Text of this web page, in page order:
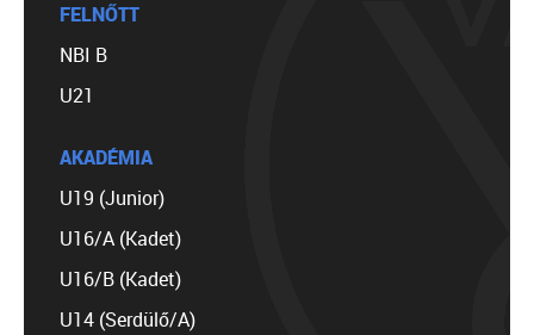
FELNŐTT
NBI B
U21
AKADÉMIA
U19 (Junior)
U16/A (Kadet)
U16/B (Kadet)
U14 (Serdülő/A)